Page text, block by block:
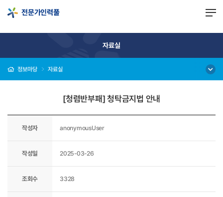
전문가인력풀
자료실
정보마당 자료실
[청렴반부패] 청탁금지법 안내
작성자 anonymousUser
작성일 2025-03-26
조회수 3328